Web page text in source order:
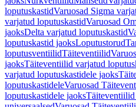
loputuskastidVaruosad Sigma
varjatud loputuskastidVaruosad
jaoksDelta varjatud loputuskastid
loputuskastid jaoksLoputustorud
loputusventiilidTäiteventiilid
jaoksTäiteventiilid varjatud
varjatud loputuskastidele jaoks
loputuskastideleVaruosad
loputuskastidele jaoksTäiteventiilid